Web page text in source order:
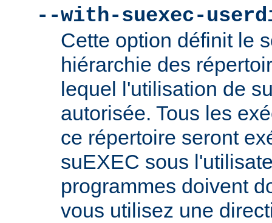
--with-suexec-
Cette option définit le
hiérarchie des
lequel l'utilisation de
autorisée. Tous les
ce répertoire seront
suEXEC sous
programmes doivent
vous utilisez une